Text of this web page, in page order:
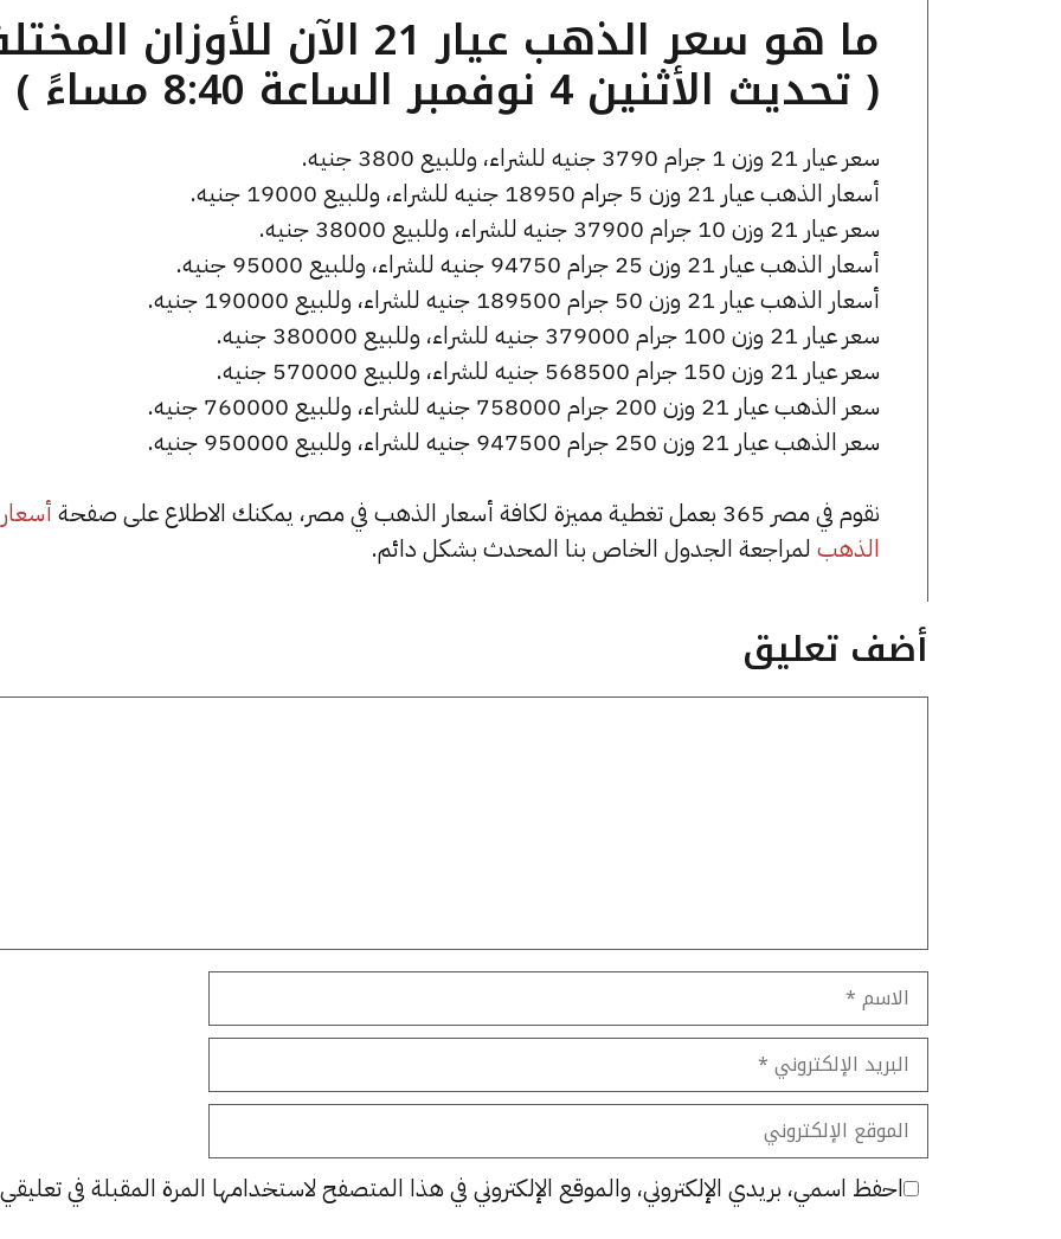
ما هو سعر الذهب عيار 21 الآن للأوزان
( تحديث الأثنين 4 نوفمبر الساعة 8:40 مساءً )
سعر عيار 21 وزن 1 جرام 3790 جنيه للشراء، وللبيع 3800 جنيه.
أسعار الذهب عيار 21 وزن 5 جرام 18950 جنيه للشراء، وللبيع 19000 جنيه.
سعر عيار 21 وزن 10 جرام 37900 جنيه للشراء، وللبيع 38000 جنيه.
أسعار الذهب عيار 21 وزن 25 جرام 94750 جنيه للشراء، وللبيع 95000 جنيه.
أسعار الذهب عيار 21 وزن 50 جرام 189500 جنيه للشراء، وللبيع 190000 جنيه.
سعر عيار 21 وزن 100 جرام 379000 جنيه للشراء، وللبيع 380000 جنيه.
سعر عيار 21 وزن 150 جرام 568500 جنيه للشراء، وللبيع 570000 جنيه.
سعر الذهب عيار 21 وزن 200 جرام 758000 جنيه للشراء، وللبيع 760000 جنيه.
سعر الذهب عيار 21 وزن 250 جرام 947500 جنيه للشراء، وللبيع 950000 جنيه.
نقوم في مصر 365 بعمل تغطية مميزة لكافة أسعار الذهب في مصر، يمكنك الاطلاع على صفحة
أسعار
الذهب لمراجعة الجدول الخاص بنا المحدث بشكل دائم.
أضف تعليق
الاسم
البريد
الإلكتروني
الموقع
الإلكتروني
احفظ اسمي، بريدي الإلكتروني، والموقع الإلكتروني في هذا المتصفح لاستخدامها المرة المقبلة في